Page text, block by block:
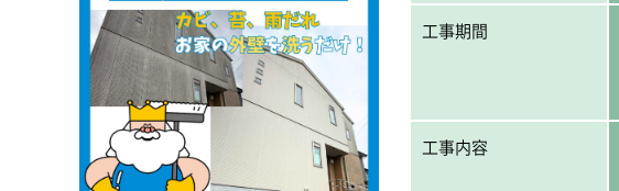
工事期間
工事内容